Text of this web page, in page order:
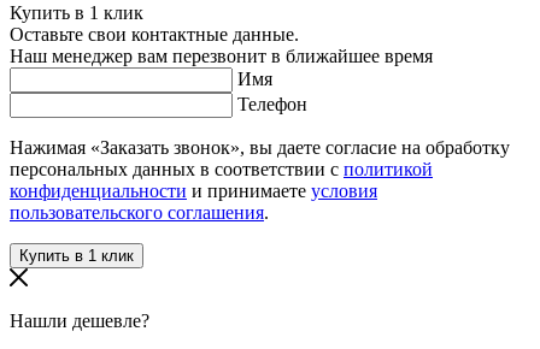
Купить в 1 клик
Оставьте свои контактные данные.
Наш менеджер вам перезвонит в ближайшее время
Имя
Телефон
Нажимая «Заказать звонок», вы даете согласие на обработку
персональных данных в соответствии с политикой
конфиденциальности и принимаете условия
пользовательского соглашения.
Нашли дешевле?